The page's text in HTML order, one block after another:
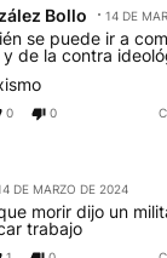
Bollo 14 DE
se puede ir a
de la contra
0 0
DE MARZO DE 2024
morir dijo un
trabajo